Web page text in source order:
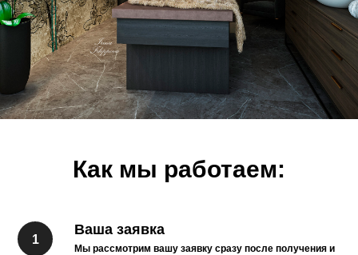
Как мы работаем:
Ваша заявка
Мы рассмотрим вашу заявку сразу после получения и